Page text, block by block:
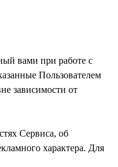
вами при работе с
Пользователем
зависимости от
Сервиса, об
характера. Для